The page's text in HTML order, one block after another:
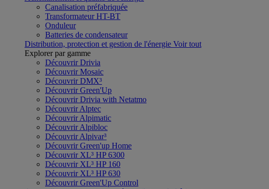
Canalisation préfabriquée
Transformateur HT-BT
Onduleur
Batteries de condensateur
Distribution, protection et gestion de l'énergie Voir tout
Explorer par gamme
Découvrir Drivia
Découvrir Mosaic
Découvrir DMX³
Découvrir Green'Up
Découvrir Drivia with Netatmo
Découvrir Alptec
Découvrir Alpimatic
Découvrir Alpibloc
Découvrir Alpivar³
Découvrir Green'up Home
Découvrir XL³ HP 6300
Découvrir XL³ HP 160
Découvrir XL³ HP 630
Découvrir Green'Up Control